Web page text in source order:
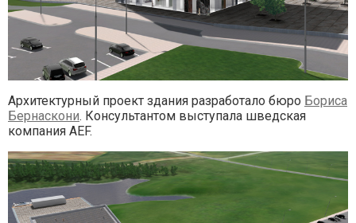
Архитектурный проект здания разработало бюро Бориса
Бернаскони. Консультантом выступала шведская
компания AEF.